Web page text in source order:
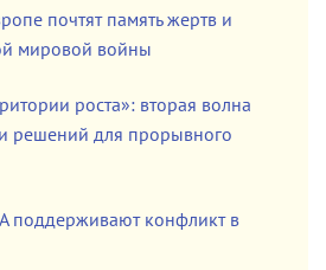
почтят память жертв и
мировой войны
роста»: вторая волна
решений для прорывного
поддерживают конфликт в